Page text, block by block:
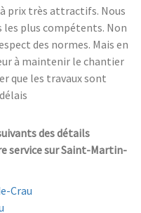
prix très attractifs. Nous
les plus compétents. Non
des normes. Mais en
à maintenir le chantier
que les travaux sont
des détails
service sur Saint-Martin-
Crau